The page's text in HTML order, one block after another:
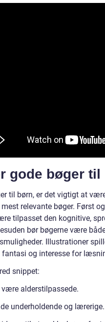
gode bøger til
til børn, er det vigtigt at
relevante bøger. Først
tilpasset den kognitive,
bør bøgerne være
Illustrationer
og interesse for
snippet:
alderstilpassede.
underholdende og lærerige.